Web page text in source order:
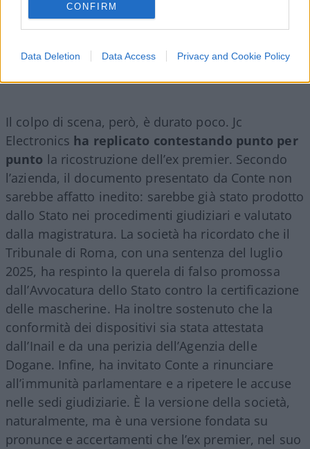
CONFIRM
Data Deletion Data Access Privacy and Cookie Policy
Il colpo di scena, però, è durato poco. Jc
Electronics ha replicato contestando punto per
punto la ricostruzione dell’ex premier. Secondo
l’azienda, il documento presentato da Conte non
sarebbe affatto inedito: sarebbe già stato prodotto
dallo Stato nei procedimenti giudiziari e valutato
dalla magistratura. La società ha ricordato che il
Tribunale di Roma, con una sentenza del luglio
2025, ha respinto la querela di falso promossa
dall’Avvocatura dello Stato contro la certificazione
delle mascherine. Ha inoltre sostenuto che la
conformità dei dispositivi sia stata attestata
dall’Inail e da una perizia dell’Agenzia delle
Dogane. Infine, ha invitato Conte a rinunciare
all’immunità parlamentare e a ripetere le accuse
nelle sedi giudiziarie. È la versione della società,
naturalmente, ma è una versione fondata su
pronunce e accertamenti che l’ex premier, nel suo